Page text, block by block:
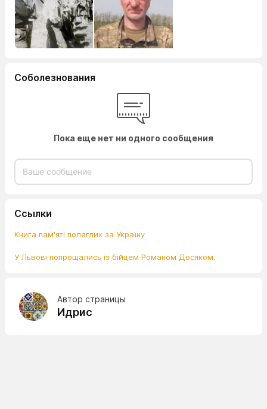
Соболезнования
Пока еще нет ни одного сообщения
Ссылки
Книга пам'яті полеглих за Україну
У Львові попрощались із бійцем Романом Досяком.
Автор страницы
Идрис